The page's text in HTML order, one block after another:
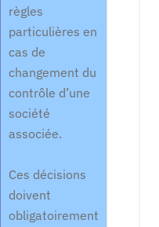
règles
particulières en
cas de
changement du
contrôle d’une
société
associée.
Ces décisions
doivent
obligatoirement